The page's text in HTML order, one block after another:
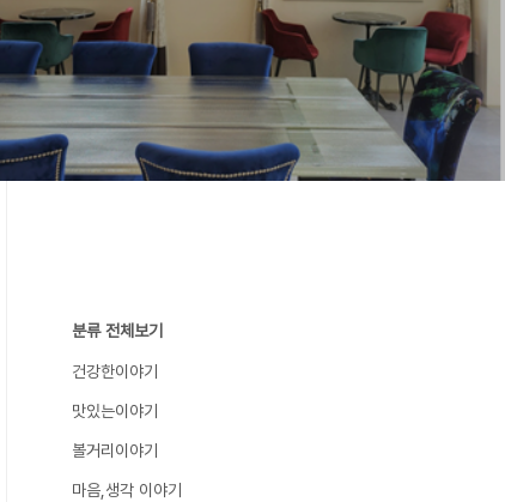
분류 전체보기
건강한이야기
맛있는이야기
볼거리이야기
마음,생각 이야기